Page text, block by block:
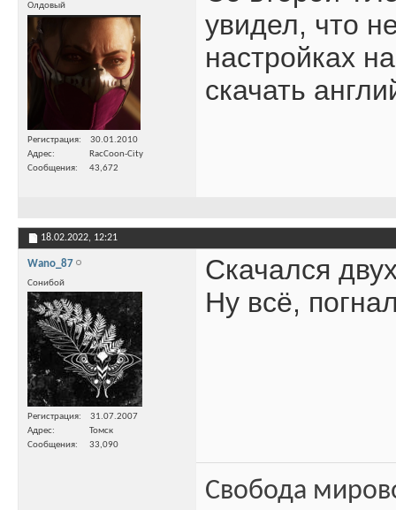
Олдовый
Регистрация
30.01.2010
Адрес
RacCoon-City
Сообщения
43,672
увидел, что
настройках
скачать
18.02.2022, 12:21
Wano_87
Сонибой
Регистрация
31.07.2007
Адрес
Томск
Сообщения
33,090
Скачался
Ну всё,
Свобода